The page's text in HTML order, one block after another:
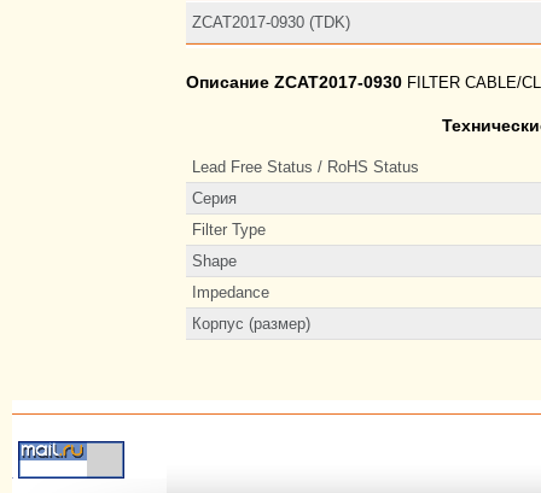
ZCAT2017-0930 (TDK)
Описание ZCAT2017-0930 FILTER CABLE/
Lead Free Status / RoHS Status
Серия
Filter Type
Shape
Impedance
Корпус (размер)